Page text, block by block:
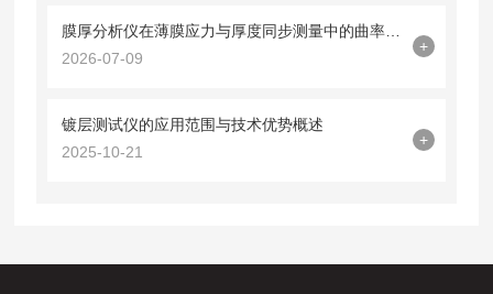
2026-07-09
+
镀层测试仪的应用范围与技术优势概述
2025-10-21
+